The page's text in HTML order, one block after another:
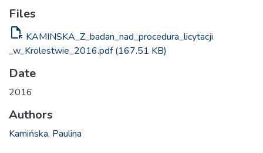
Files
file_open KAMINSKA_Z_badan_nad_procedura_licytacji
_w_Krolestwie_2016.pdf(167.51 KB)
Date
2016
Authors
Kamińska, Paulina